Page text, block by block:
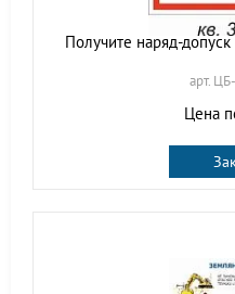
Получите наряд-
арт.
Цена